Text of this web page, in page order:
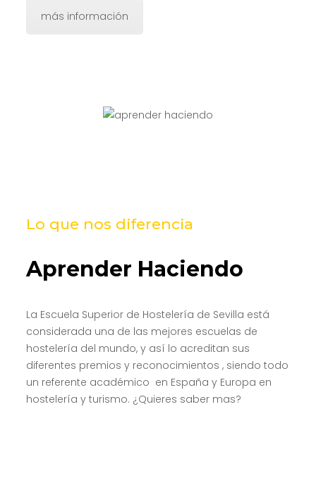
más información
Lo que nos diferencia
Aprender Haciendo
La Escuela Superior de Hostelería de Sevilla está
considerada una de las mejores escuelas de
hostelería del mundo, y así lo acreditan sus
diferentes premios y reconocimientos , siendo todo
un referente académico en España y Europa en
hostelería y turismo. ¿Quieres saber mas?